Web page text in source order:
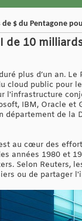
$ du Pentagone
10
plus d’un an.
cloud public pour
l'infrastructure
IBM, Oracle
de la
au cœur des
années 1980 et
Selon
ou de